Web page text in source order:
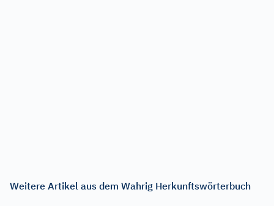
Weitere Artikel aus dem Wahrig Herkunftswörterbuch